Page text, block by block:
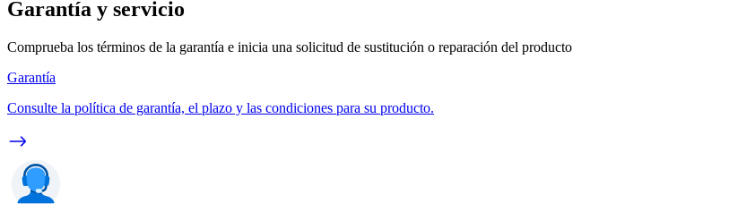
Garantía y servicio
Comprueba los términos de la garantía e inicia una solicitud de sustitución o reparación del producto
Garantía
Consulte la política de garantía, el plazo y las condiciones para su producto.